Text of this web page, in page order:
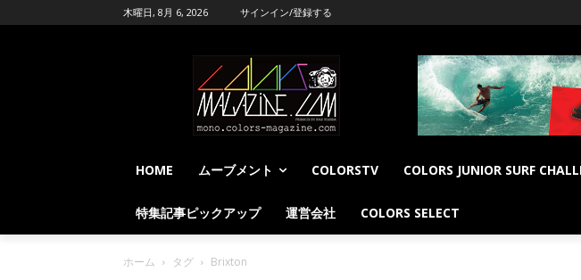
木曜日, 8月 6, 2026 サインイン/登録する
HOME ムーブメント COLORSTV COLORS JUNIOR SURF
特集記事ピックアップ 運営会社 COLORS SELECT
ホーム タグ
Brixton